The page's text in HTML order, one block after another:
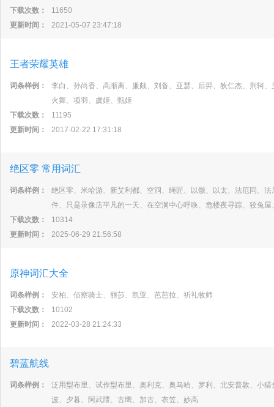
下载次数：
11650
更新时间：
2021-05-07 23:47:18
王者荣耀英雄
词条样例：
李白、孙尚香、高渐离、廉颇、刘备、亚瑟、后羿、狄仁杰、荆轲
火舞、项羽、虞姬、甄姬
下载次数：
11195
更新时间：
2017-02-22 17:31:18
绝区零 常用词汇
词条样例：
绝区零、米哈游、新艾利都、空洞、绳匠、以骸、以太、法厄同、
件、只是录像店平凡的一天、在空洞中心呼唤、危楼夜寻踪、狡兔
下载次数：
10314
更新时间：
2025-06-29 21:56:58
原神词汇大全
词条样例：
安柏、侦察骑士、丽莎、凯亚、芭芭拉、祈礼牧师
下载次数：
10102
更新时间：
2022-03-28 21:24:33
碧蓝航线
词条样例：
泛用型布里、试作型布里、奥利克、奥马哈、罗利、北安普敦、小
波、夕暮、阿武隈、古鹰、加古、衣笠、妙高